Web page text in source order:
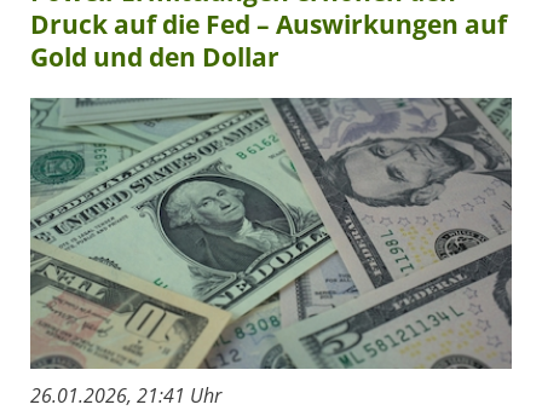
Druck auf die Fed – Auswirkungen auf
Gold und den Dollar
26.01.2026, 21:41 Uhr